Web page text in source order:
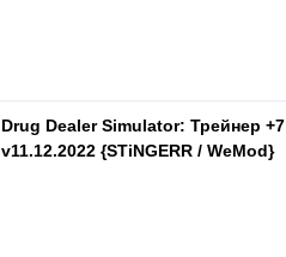
Drug Dealer Simulator: Трейнер +7
v11.12.2022 {STiNGERR / WeMod}